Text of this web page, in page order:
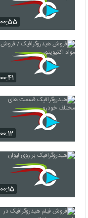
۰۰:۵۵
۰۰:۴۱
۰۰:۱۲
۰۰:۱۵